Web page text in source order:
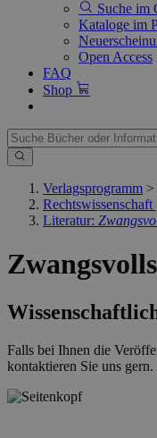
Suche im
Kataloge im
Open Access
FAQ
Shop
Verlagsprogramm >
Rechtswissenschaft
Literatur:
Falls bei Ihnen die
kontaktieren Sie uns gern.